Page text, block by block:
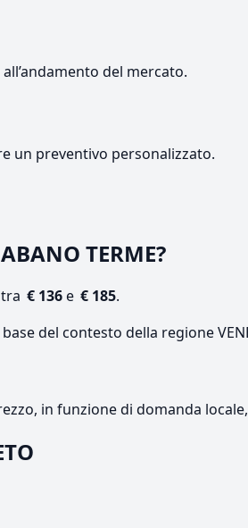
del mercato.
un preventivo personalizzato.
TERME?
€ 136e € 185.
del contesto della regione
in funzione di domanda